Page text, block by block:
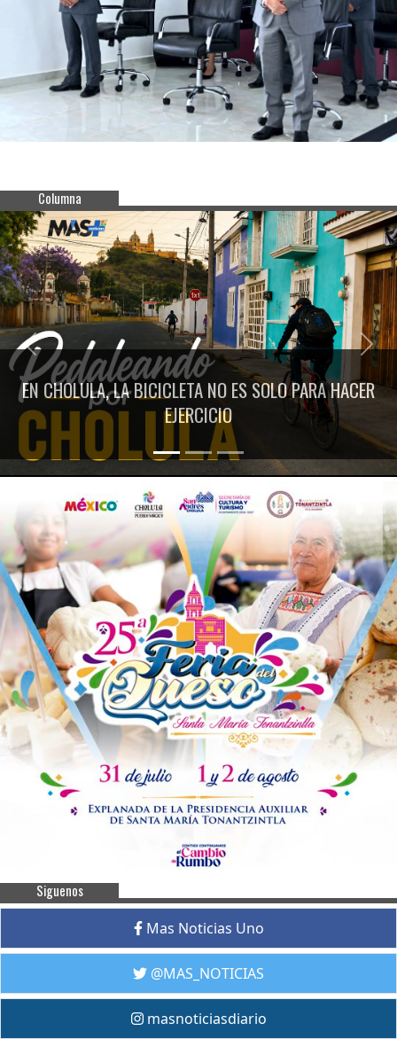
Columna
EN CHOLULA, LA BICICLETA NO ES SOLO PARA HACER
EJERCICIO
Previous Next
Siguenos
Mas Noticias Uno
@MAS_NOTICIAS
masnoticiasdiario